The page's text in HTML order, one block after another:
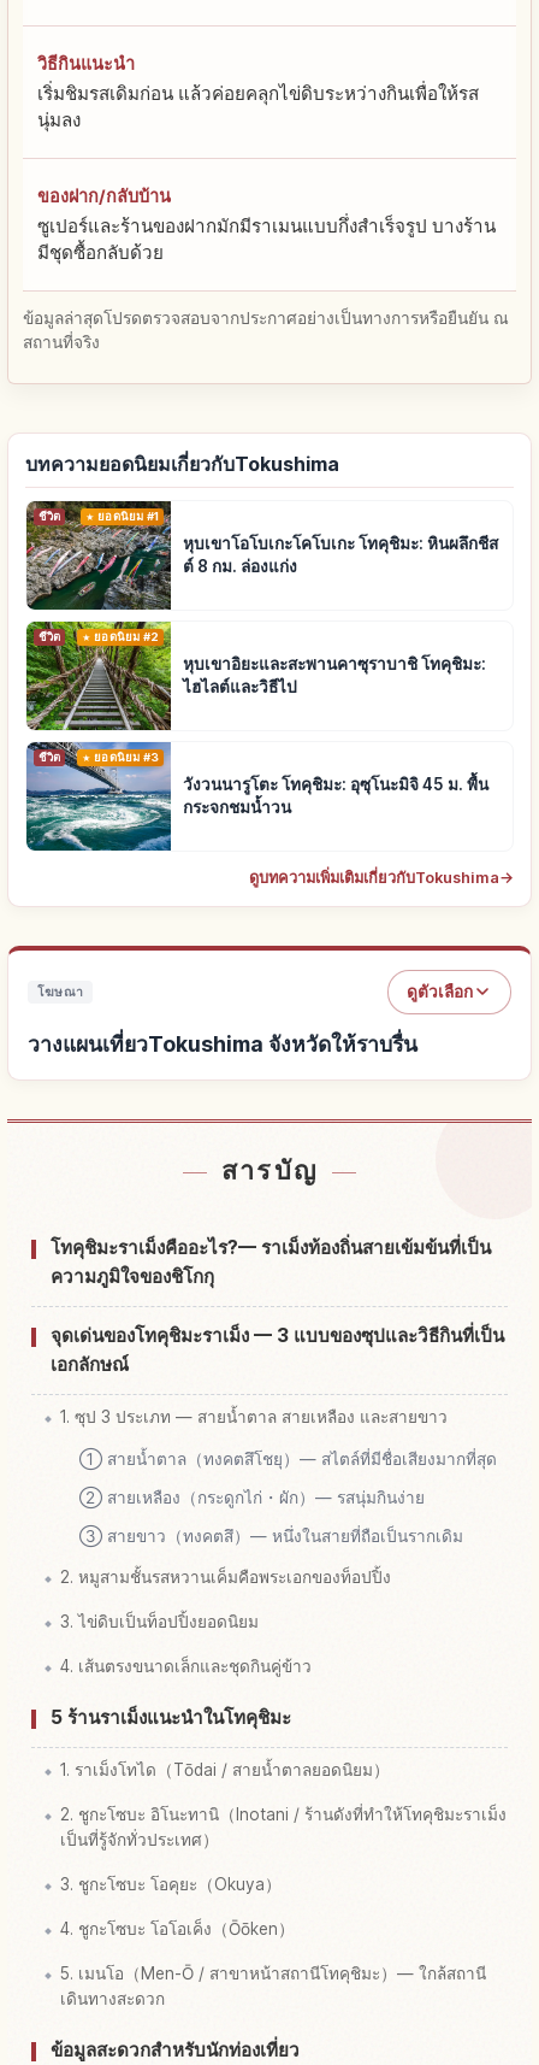
วิธีกินแนะนำ
เริ่มชิมรสเดิมก่อน แล้วค่อยคลุกไข่ดิบระหว่างกินเพื่อให้รส
นุ่มลง
ของฝาก/กลับบ้าน
ซูเปอร์และร้านของฝากมักมีราเมนแบบกึ่งสำเร็จรูป บางร้าน
มีชุดซื้อกลับด้วย
ข้อมูลล่าสุดโปรดตรวจสอบจากประกาศอย่างเป็นทางการหรือยืนยัน ณ
สถานที่จริง
บทความยอดนิยมเกี่ยวกับTokushima
ชีวิต ยอดนิยม #1
หุบเขาโอโบเกะโคโบเกะ โทคุชิมะ: หินผลึกชีส
ต์ 8 กม. ล่องแก่ง
ชีวิต ยอดนิยม #2
หุบเขาอิยะและสะพานคาซุราบาชิ โทคุชิมะ:
ไฮไลต์และวิธีไป
ชีวิต ยอดนิยม #3
วังวนนารูโตะ โทคุชิมะ: อุซุโนะมิจิ 45 ม. พื้น
กระจกชมน้ำวน
ดูบทความเพิ่มเติมเกี่ยวกับTokushima→
โฆษณา ดูตัวเลือก
วางแผนเที่ยวTokushima จังหวัดให้ราบรื่น
สารบัญ
โทคุชิมะราเม็งคืออะไร?— ราเม็งท้องถิ่นสายเข้มข้นที่เป็น
ความภูมิใจของชิโกกุ
จุดเด่นของโทคุชิมะราเม็ง — 3 แบบของซุปและวิธีกินที่เป็น
เอกลักษณ์
1. ซุป 3 ประเภท — สายน้ำตาล สายเหลือง และสายขาว
① สายน้ำตาล（ทงคตสึโชยุ）— สไตล์ที่มีชื่อเสียงมากที่สุด
② สายเหลือง（กระดูกไก่・ผัก）— รสนุ่มกินง่าย
③ สายขาว（ทงคตสึ）— หนึ่งในสายที่ถือเป็นรากเดิม
2. หมูสามชั้นรสหวานเค็มคือพระเอกของท็อปปิ้ง
3. ไข่ดิบเป็นท็อปปิ้งยอดนิยม
4. เส้นตรงขนาดเล็กและชุดกินคู่ข้าว
5 ร้านราเม็งแนะนำในโทคุชิมะ
1. ราเม็งโทได（Tōdai / สายน้ำตาลยอดนิยม）
2. ชูกะโซบะ อิโนะทานิ（Inotani / ร้านดังที่ทำให้โทคุชิมะราเม็ง
เป็นที่รู้จักทั่วประเทศ）
3. ชูกะโซบะ โอคุยะ（Okuya）
4. ชูกะโซบะ โอโอเค็ง（Ōōken）
5. เมนโอ（Men-Ō / สาขาหน้าสถานีโทคุชิมะ）— ใกล้สถานี
เดินทางสะดวก
ข้อมูลสะดวกสำหรับนักท่องเที่ยว